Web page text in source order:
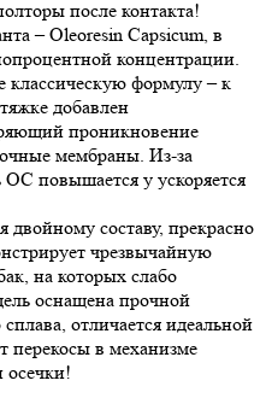
после контакта!
– Oleoresin Capsicum, в
концентрации.
классическую формулу – к
добавлен
проникновение
мембраны. Из-за
повышается у ускоряется
двойному составу, прекрасно
чрезвычайную
на которых слабо
оснащена прочной
отличается идеальной
перекосы в механизме
осечки!